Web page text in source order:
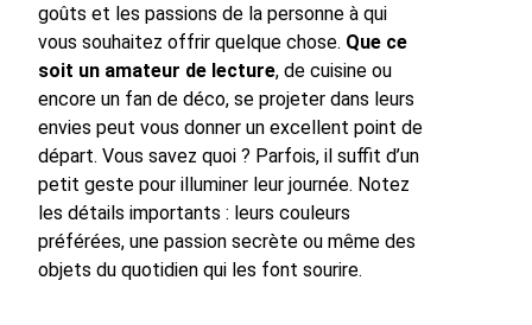
goûts et les passions de la personne à qui
vous souhaitez offrir quelque chose. Que ce
soit un amateur de lecture, de cuisine ou
encore un fan de déco, se projeter dans leurs
envies peut vous donner un excellent point de
départ. Vous savez quoi ? Parfois, il suffit d’un
petit geste pour illuminer leur journée. Notez
les détails importants : leurs couleurs
préférées, une passion secrète ou même des
objets du quotidien qui les font sourire.